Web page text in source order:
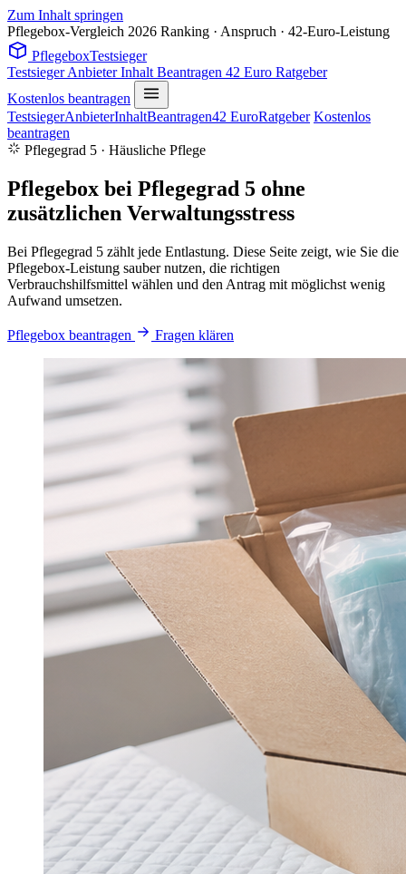
Zum Inhalt springen
Pflegebox-Vergleich 2026 Ranking · Anspruch · 42-Euro-Leistung
PflegeboxTestsieger
TestsiegerAnbieterInhalt Beantragen 42 Euro Ratgeber
Kostenlos beantragen
TestsiegerAnbieterInhaltBeantragen42 EuroRatgeber Kostenlos
beantragen
Pflegegrad 5 · Häusliche Pflege
Pflegebox bei Pflegegrad 5 ohne
zusätzlichen Verwaltungsstress
Bei Pflegegrad 5 zählt jede Entlastung. Diese Seite zeigt, wie Sie die
Pflegebox-Leistung sauber nutzen, die richtigen
Verbrauchshilfsmittel wählen und den Antrag mit möglichst wenig
Aufwand umsetzen.
Pflegebox beantragen Fragen klären